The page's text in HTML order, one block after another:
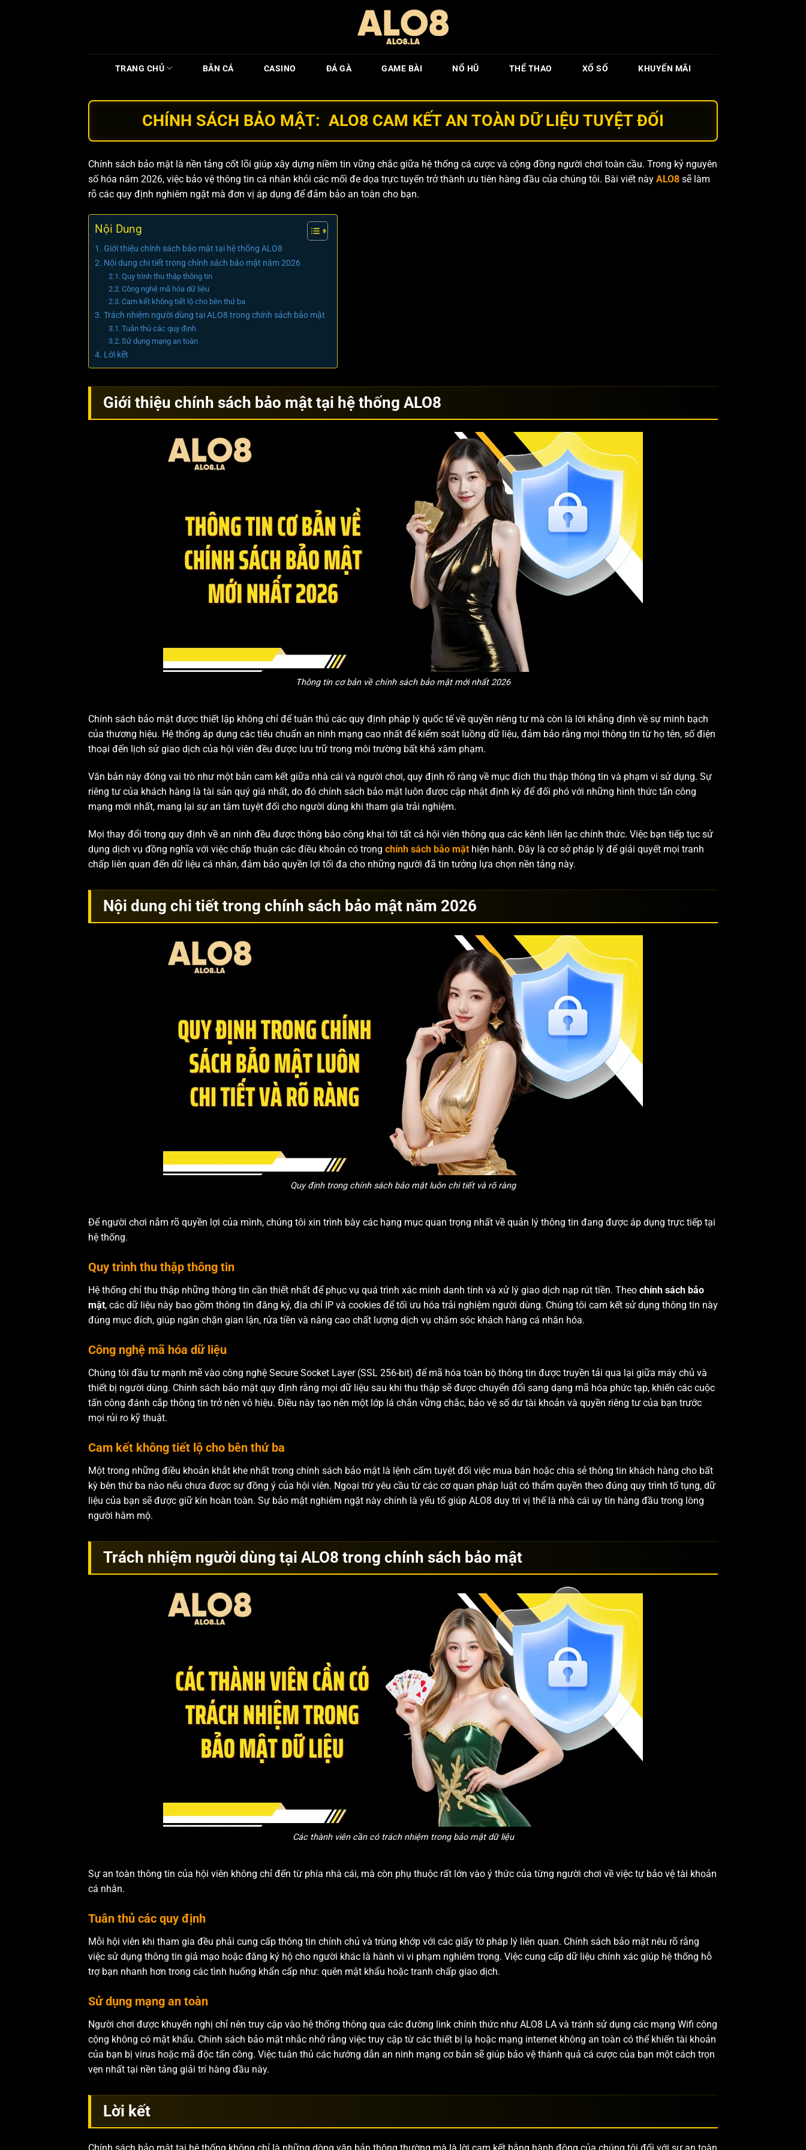
TRANG CHỦ BẮN CÁ CASINO ĐÁ GÀ GAME BÀI NỔ HŨ THỂ THAO XỔ SỐ KHUYẾN MÃI
CHÍNH SÁCH BẢO MẬT: ALO8 CAM KẾT AN TOÀN DỮ LIỆU TUYỆT ĐỐI
Chính sách bảo mật là nền tảng cốt lõi giúp xây dựng niềm tin vững chắc giữa hệ thống cá cược và cộng đồng người chơi toàn cầu. Trong kỷ nguyên
số hóa năm 2026, việc bảo vệ thông tin cá nhân khỏi các mối đe dọa trực tuyến trở thành ưu tiên hàng đầu của chúng tôi. Bài viết này ALO8 sẽ làm
rõ các quy định nghiêm ngặt mà đơn vị áp dụng để đảm bảo an toàn cho bạn.
Nội Dung
Giới thiệu chính sách bảo mật tại hệ thống ALO8
Nội dung chi tiết trong chính sách bảo mật năm 2026
Quy trình thu thập thông tin
Công nghệ mã hóa dữ liệu
Cam kết không tiết lộ cho bên thứ ba
Trách nhiệm người dùng tại ALO8 trong chính sách bảo mật
Tuân thủ các quy định
Sử dụng mạng an toàn
Lời kết
Giới thiệu chính sách bảo mật tại hệ thống ALO8
Thông tin cơ bản về chính sách bảo mật mới nhất 2026
Chính sách bảo mật được thiết lập không chỉ để tuân thủ các quy định pháp lý quốc tế về quyền riêng tư mà còn là lời khẳng định về sự minh bạch
của thương hiệu. Hệ thống áp dụng các tiêu chuẩn an ninh mạng cao nhất để kiểm soát luồng dữ liệu, đảm bảo rằng mọi thông tin từ họ tên, số điện
thoại đến lịch sử giao dịch của hội viên đều được lưu trữ trong môi trường bất khả xâm phạm.
Văn bản này đóng vai trò như một bản cam kết giữa nhà cái và người chơi, quy định rõ ràng về mục đích thu thập thông tin và phạm vi sử dụng. Sự
riêng tư của khách hàng là tài sản quý giá nhất, do đó chính sách bảo mật luôn được cập nhật định kỳ để đối phó với những hình thức tấn công
mạng mới nhất, mang lại sự an tâm tuyệt đối cho người dùng khi tham gia trải nghiệm.
Mọi thay đổi trong quy định về an ninh đều được thông báo công khai tới tất cả hội viên thông qua các kênh liên lạc chính thức. Việc bạn tiếp tục sử
dụng dịch vụ đồng nghĩa với việc chấp thuận các điều khoản có trong chính sách bảo mật hiện hành. Đây là cơ sở pháp lý để giải quyết mọi tranh
chấp liên quan đến dữ liệu cá nhân, đảm bảo quyền lợi tối đa cho những người đã tin tưởng lựa chọn nền tảng này.
Nội dung chi tiết trong chính sách bảo mật năm 2026
Quy định trong chính sách bảo mật luôn chi tiết và rõ ràng
Để người chơi nắm rõ quyền lợi của mình, chúng tôi xin trình bày các hạng mục quan trọng nhất về quản lý thông tin đang được áp dụng trực tiếp tại
hệ thống.
Quy trình thu thập thông tin
Hệ thống chỉ thu thập những thông tin cần thiết nhất để phục vụ quá trình xác minh danh tính và xử lý giao dịch nạp rút tiền. Theo chính sách bảo
mật, các dữ liệu này bao gồm thông tin đăng ký, địa chỉ IP và cookies để tối ưu hóa trải nghiệm người dùng. Chúng tôi cam kết sử dụng thông tin này
đúng mục đích, giúp ngăn chặn gian lận, rửa tiền và nâng cao chất lượng dịch vụ chăm sóc khách hàng cá nhân hóa.
Công nghệ mã hóa dữ liệu
Chúng tôi đầu tư mạnh mẽ vào công nghệ Secure Socket Layer (SSL 256-bit) để mã hóa toàn bộ thông tin được truyền tải qua lại giữa máy chủ và
thiết bị người dùng. Chính sách bảo mật quy định rằng mọi dữ liệu sau khi thu thập sẽ được chuyển đổi sang dạng mã hóa phức tạp, khiến các cuộc
tấn công đánh cắp thông tin trở nên vô hiệu. Điều này tạo nên một lớp lá chắn vững chắc, bảo vệ số dư tài khoản và quyền riêng tư của bạn trước
mọi rủi ro kỹ thuật.
Cam kết không tiết lộ cho bên thứ ba
Một trong những điều khoản khắt khe nhất trong chính sách bảo mật là lệnh cấm tuyệt đối việc mua bán hoặc chia sẻ thông tin khách hàng cho bất
kỳ bên thứ ba nào nếu chưa được sự đồng ý của hội viên. Ngoại trừ yêu cầu từ các cơ quan pháp luật có thẩm quyền theo đúng quy trình tố tụng, dữ
liệu của bạn sẽ được giữ kín hoàn toàn. Sự bảo mật nghiêm ngặt này chính là yếu tố giúp ALO8 duy trì vị thế là nhà cái uy tín hàng đầu trong lòng
người hâm mộ.
Trách nhiệm người dùng tại ALO8 trong chính sách bảo mật
Các thành viên cần có trách nhiệm trong bảo mật dữ liệu
Sự an toàn thông tin của hội viên không chỉ đến từ phía nhà cái, mà còn phụ thuộc rất lớn vào ý thức của từng người chơi về việc tự bảo vệ tài khoản
cá nhân.
Tuân thủ các quy định
Mỗi hội viên khi tham gia đều phải cung cấp thông tin chính chủ và trùng khớp với các giấy tờ pháp lý liên quan. Chính sách bảo mật nêu rõ rằng
việc sử dụng thông tin giả mạo hoặc đăng ký hộ cho người khác là hành vi vi phạm nghiêm trọng. Việc cung cấp dữ liệu chính xác giúp hệ thống hỗ
trợ bạn nhanh hơn trong các tình huống khẩn cấp như: quên mật khẩu hoặc tranh chấp giao dịch.
Sử dụng mạng an toàn
Người chơi được khuyến nghị chỉ nên truy cập vào hệ thống thông qua các đường link chính thức như ALO8 LA và tránh sử dụng các mạng Wifi công
cộng không có mật khẩu. Chính sách bảo mật nhắc nhở rằng việc truy cập từ các thiết bị lạ hoặc mạng internet không an toàn có thể khiến tài khoản
của bạn bị virus hoặc mã độc tấn công. Việc tuân thủ các hướng dẫn an ninh mạng cơ bản sẽ giúp bảo vệ thành quả cá cược của bạn một cách trọn
vẹn nhất tại nền tảng giải trí hàng đầu này.
Lời kết